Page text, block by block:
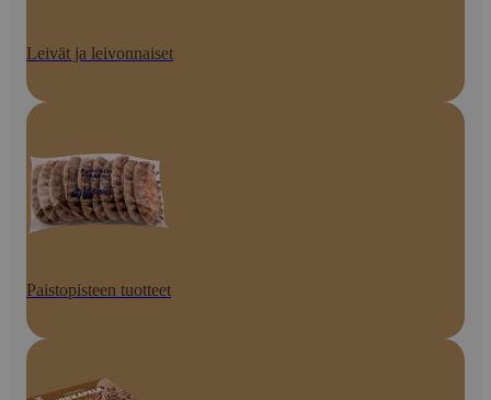
Leivät ja leivonnaiset
Paistopisteen tuotteet